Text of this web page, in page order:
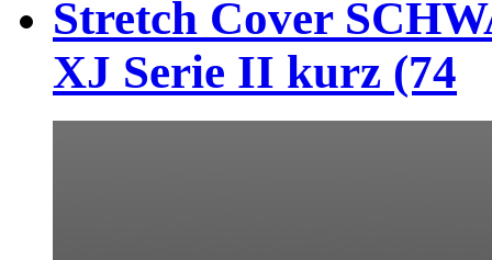
Stretch Cover
XJ Serie II kurz (74